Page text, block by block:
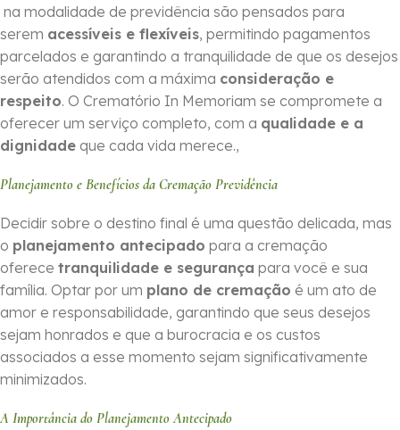
na modalidade de previdência são pensados para
serem acessíveis e flexíveis, permitindo pagamentos
parcelados e garantindo a tranquilidade de que os desejos
serão atendidos com a máxima consideração e
respeito. O Crematório In Memoriam se compromete a
oferecer um serviço completo, com a qualidade e a
dignidade que cada vida merece.,
Planejamento e Benefícios da Cremação Previdência
Decidir sobre o destino final é uma questão delicada, mas
o planejamento antecipado para a cremação
oferece tranquilidade e segurança para você e sua
família. Optar por um plano de cremação é um ato de
amor e responsabilidade, garantindo que seus desejos
sejam honrados e que a burocracia e os custos
associados a esse momento sejam significativamente
minimizados.
A Importância do Planejamento Antecipado